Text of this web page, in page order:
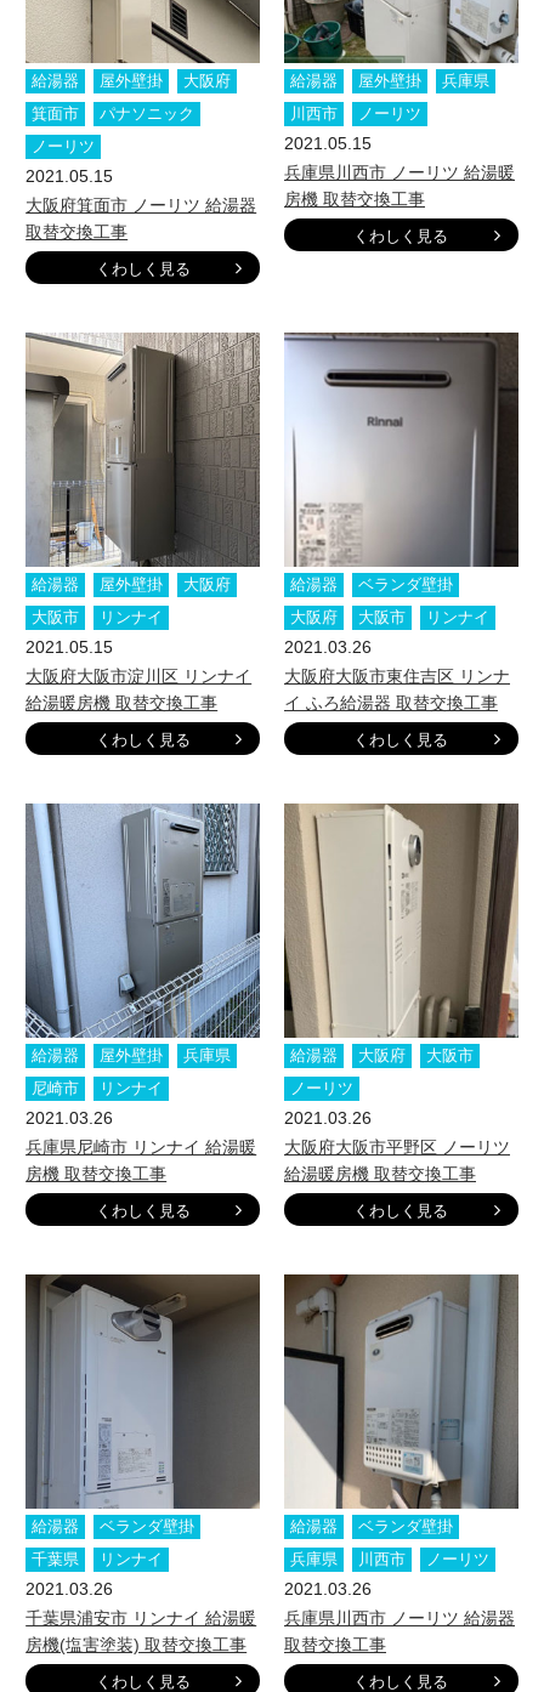
給湯器 屋外壁掛
大阪府
箕面市
パナソニック
ノーリツ
2021.05.15
大阪府箕面市 ノーリツ 給湯器
取替交換工事
くわしく見る
給湯器 屋外壁掛
兵庫県
川西市
ノーリツ
2021.05.15
兵庫県川西市 ノーリツ 給湯暖
房機 取替交換工事
くわしく見る
給湯器 屋外壁掛
大阪府
大阪市
リンナイ
2021.05.15
大阪府大阪市淀川区 リンナイ
給湯暖房機 取替交換工事
くわしく見る
給湯器
ベランダ壁掛
大阪府
大阪市 リンナイ
2021.03.26
大阪府大阪市東住吉区 リンナ
イ ふろ給湯器 取替交換工事
くわしく見る
給湯器 屋外壁掛
兵庫県
尼崎市
リンナイ
2021.03.26
兵庫県尼崎市 リンナイ 給湯暖
房機 取替交換工事
くわしく見る
給湯器 大阪府
大阪市
ノーリツ
2021.03.26
大阪府大阪市平野区 ノーリツ
給湯暖房機 取替交換工事
くわしく見る
給湯器
ベランダ壁掛
千葉県
リンナイ
2021.03.26
千葉県浦安市 リンナイ 給湯暖
房機(塩害塗装) 取替交換工事
くわしく見る
給湯器
ベランダ壁掛
兵庫県
川西市 ノーリツ
2021.03.26
兵庫県川西市 ノーリツ 給湯器
取替交換工事
くわしく見る